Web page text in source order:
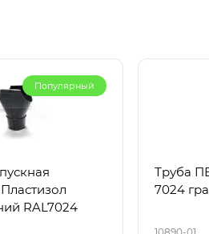
Популярный
RAL7024
Труба
7024